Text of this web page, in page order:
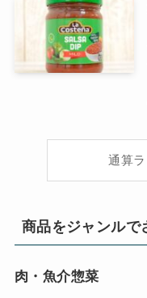
通算
商品をジャンルで
肉・魚介惣菜